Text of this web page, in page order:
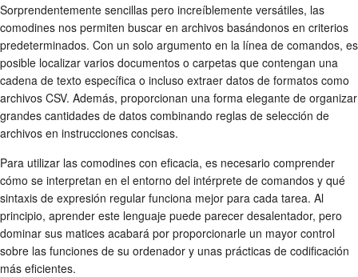
Sorprendentemente sencillas pero increíblemente versátiles, las
comodines nos permiten buscar en archivos basándonos en criterios
predeterminados. Con un solo argumento en la línea de comandos, es
posible localizar varios documentos o carpetas que contengan una
cadena de texto específica o incluso extraer datos de formatos como
archivos CSV. Además, proporcionan una forma elegante de organizar
grandes cantidades de datos combinando reglas de selección de
archivos en instrucciones concisas.
Para utilizar las comodines con eficacia, es necesario comprender
cómo se interpretan en el entorno del intérprete de comandos y qué
sintaxis de expresión regular funciona mejor para cada tarea. Al
principio, aprender este lenguaje puede parecer desalentador, pero
dominar sus matices acabará por proporcionarle un mayor control
sobre las funciones de su ordenador y unas prácticas de codificación
más eficientes.